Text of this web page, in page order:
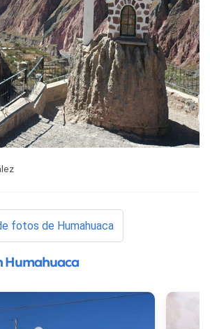
fotos de Humahuaca
Humahuaca